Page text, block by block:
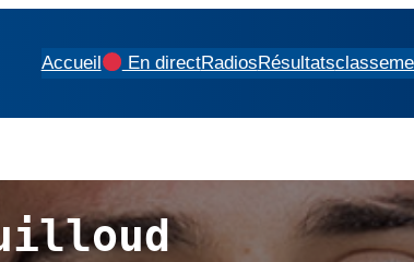
Accueil En directRadiosRésultats